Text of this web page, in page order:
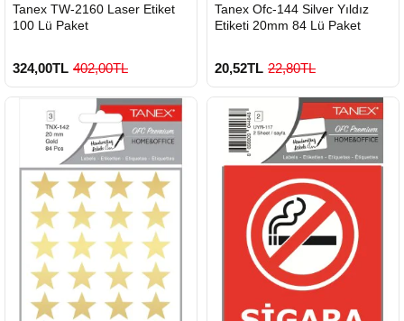
GÖNDERİ
900 TL Üzeri Kargo Ücretsiz
Tanex TW-2160 Laser Etiket
100 Lü Paket
324,00TL 402,00TL
GÖNDERİ
Tanex Ofc-144 Silver Yıldız
Etiketi 20mm 84 Lü Paket
20,52TL 22,80TL